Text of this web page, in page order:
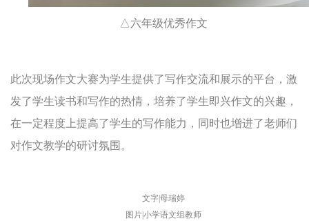
△六年级优秀作文
此次现场作文大赛为学生提供了写作交流和展示的平台，激
发了学生读书和写作的热情，培养了学生即兴作文的兴趣，
在一定程度上提高了学生的写作能力，同时也增进了老师们
对作文教学的研讨氛围。
文字|母瑞婷
图片|小学语文组教师